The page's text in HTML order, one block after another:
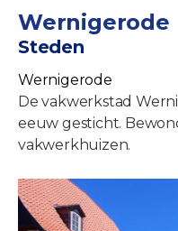
Wernigerode
Steden
Wernigerode
De vakwerkstad
eeuw gesticht.
vakwerkhuizen.